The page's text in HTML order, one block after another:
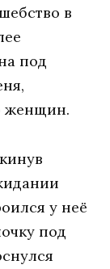
в
под
женщин.
у неё
под